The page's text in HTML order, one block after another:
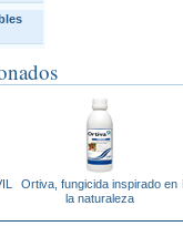
Ortiva, fungicida inspirado en
la naturaleza